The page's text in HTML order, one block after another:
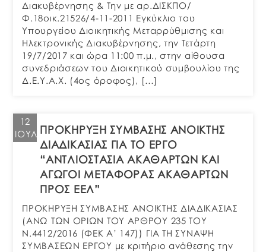
Διακυβέρνησης & Την με αρ.ΔΙΣΚΠΟ/
Φ.18οικ.21526/4-11-2011 Εγκύκλιο του
Υπουργείου Διοικητικής Μεταρρύθμισης και
Ηλεκτρονικής Διακυβέρνησης, την Τετάρτη
19/7/2017 και ώρα 11:00 π.μ., στην αίθουσα
συνεδριάσεων του Διοικητικού συμβουλίου της
Δ.Ε.Υ.Α.Χ. (4ος όροφος), […]
12
ΙΟΎΛ ΠΡΟΚΗΡΥΞΗ ΣΥΜΒΑΣΗΣ ΑΝΟΙΚΤΗΣ
ΔΙΑΔΙΚΑΣΙΑΣ ΓΙΑ ΤΟ ΕΡΓΟ
“ΑΝΤΛΙΟΣΤΑΣΙΑ ΑΚΑΘΑΡΤΩΝ ΚΑΙ
ΑΓΩΓΟΙ ΜΕΤΑΦΟΡΑΣ ΑΚΑΘΑΡΤΩΝ
ΠΡΟΣ ΕΕΛ”
ΠΡΟΚΗΡΥΞΗ ΣΥΜΒΑΣΗΣ ΑΝΟΙΚΤΗΣ ΔΙΑΔΙΚΑΣΙΑΣ
(ΑΝΩ ΤΩΝ ΟΡΙΩΝ ΤΟΥ ΑΡΘΡΟΥ 235 ΤΟΥ
Ν.4412/2016 (ΦΕΚ Α’ 147)) ΓΙΑ ΤΗ ΣΥΝΑΨΗ
ΣΥΜΒΑΣΕΩΝ ΕΡΓΟΥ με κριτήριο ανάθεσης την